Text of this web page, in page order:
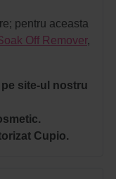
pentru aceasta
Off Remover,
site-ul nostru
Cupio.